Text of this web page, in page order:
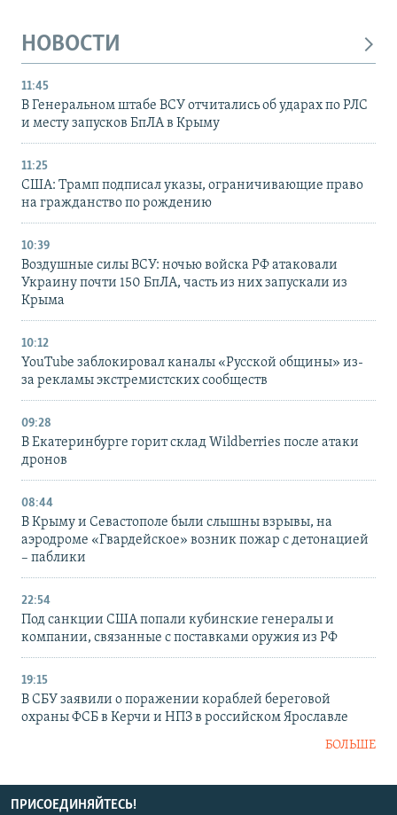
НОВОСТИ
11:45
В Генеральном штабе ВСУ отчитались об ударах по РЛС
и месту запусков БпЛА в Крыму
11:25
США: Трамп подписал указы, ограничивающие право
на гражданство по рождению
10:39
Воздушные силы ВСУ: ночью войска РФ атаковали
Украину почти 150 БпЛА, часть из них запускали из
Крыма
10:12
YouTube заблокировал каналы «Русской общины» из-
за рекламы экстремистских сообществ
09:28
В Екатеринбурге горит склад Wildberries после атаки
дронов
08:44
В Крыму и Севастополе были слышны взрывы, на
аэродроме «Гвардейское» возник пожар с детонацией
– паблики
22:54
Под санкции США попали кубинские генералы и
компании, связанные с поставками оружия из РФ
19:15
В СБУ заявили о поражении кораблей береговой
охраны ФСБ в Керчи и НПЗ в российском Ярославле
БОЛЬШЕ
ПРИСОЕДИНЯЙТЕСЬ!